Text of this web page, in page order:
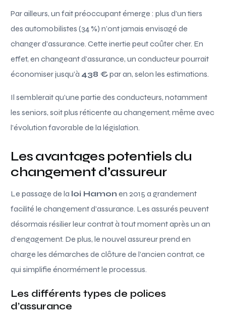
Par ailleurs, un fait préoccupant émerge : plus d’un tiers
des automobilistes (34 %) n’ont jamais envisagé de
changer d’assurance. Cette inertie peut coûter cher. En
effet, en changeant d’assurance, un conducteur pourrait
économiser jusqu’à 438 €par an, selon les estimations.
Il semblerait qu’une partie des conducteurs, notamment
les seniors, soit plus réticente au changement, même avec
l’évolution favorable de la législation.
Les avantages potentiels du
changement d’assureur
Le passage de la loi Hamon en 2015 a grandement
facilité le changement d’assurance. Les assurés peuvent
désormais résilier leur contrat à tout moment après un an
d’engagement. De plus, le nouvel assureur prend en
charge les démarches de clôture de l’ancien contrat, ce
qui simplifie énormément le processus.
Les différents types de polices
d’assurance